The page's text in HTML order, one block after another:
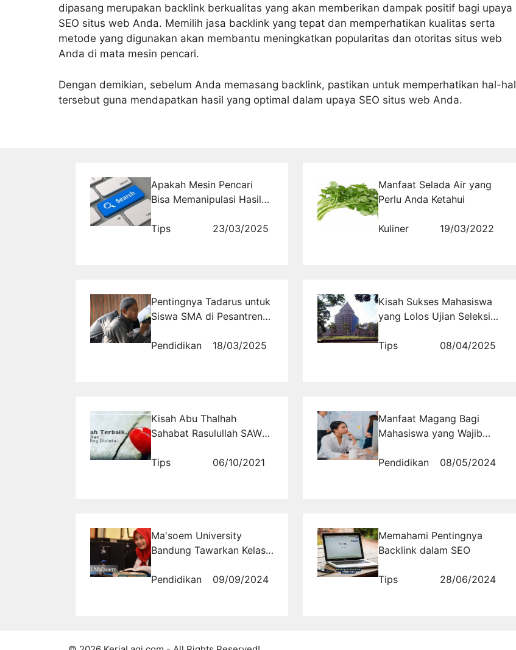
dipasang merupakan backlink berkualitas yang akan memberikan dampak positif bagi upaya
SEO situs web Anda. Memilih jasa backlink yang tepat dan memperhatikan kualitas serta
metode yang digunakan akan membantu meningkatkan popularitas dan otoritas situs web
Anda di mata mesin pencari.
Dengan demikian, sebelum Anda memasang backlink, pastikan untuk memperhatikan hal-hal
tersebut guna mendapatkan hasil yang optimal dalam upaya SEO situs web Anda.
Apakah Mesin Pencari
Bisa Memanipulasi Hasil
Filter Algoritma Bekerja?
Tips 23/03/2025
Manfaat Selada Air yang
Perlu Anda Ketahui
Kuliner 19/03/2022
Pentingnya Tadarus untuk
Siswa SMA di Pesantren
Pendidikan
18/03/2025
Kisah Sukses Mahasiswa
yang Lolos Ujian Seleksi
Tips
08/04/2025
Kisah Abu Thalhah
Sahabat Rasulullah SAW
Paling Dicintai
Tips 06/10/2021
Manfaat Magang Bagi
Mahasiswa yang Wajib
Pendidikan
08/05/2024
Ma'soem University
Bandung Tawarkan Kelas
Fleksibilitas Waktu Kuliah
Pendidikan 09/09/2024
Memahami Pentingnya
Backlink dalam SEO
Tips 28/06/2024